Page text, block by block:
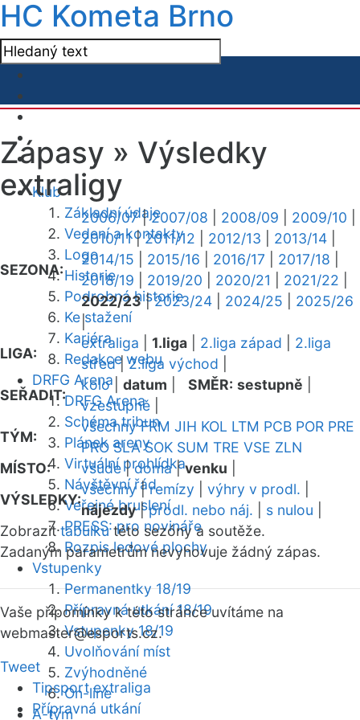
HC Kometa Brno
Klub
Základní údaje
Vedení a kontakty
Logo
Historie
Podrobná historie
Ke stažení
Kariéra
Redakce webu
DRFG Arena
DRFG Arena
Schéma tribun
Plánek areny
Virtuální prohlídka
Návštěvní řád
Veřejné bruslení
PRESS: pro novináře
Rozpis ledové plochy
Vstupenky
Permanentky 18/19
Přípravná utkání 18/19
Vstupenky 18/19
Uvolňování míst
Zvýhodněné
On-line
A-tým
Zápasy » Výsledky
extraligy
SEZONA:
2006/07|2007/08 2008/09 2009/10
2010/11|2011/12 2012/13 2013/14
2014/15
2015/16 2016/17 2017/18
2018/19
2019/20 2020/21 2021/22
2022/23|2023/24 2024/25
2025/26
|
LIGA:
extraliga 1.liga 2.liga západ
2.liga
střed|2.liga východ
SEŘADIT:
kolo| datum SMĚR: sestupně
vzestupně
TÝM:
všechny FRM JIH KOL LTM PCB POR PRE
PRO SLA SOK SUM TRE VSE ZLN
MÍSTO:
všude|doma|venku
VÝSLEDKY:
všechny|remízy výhry v prodl.
nájezdy|prodl. nebo náj. s nulou
Zobrazittabulkutéto sezóny a soutěže.
Zadaným parametrům nevyhovuje žádný zápas.
Vaše připomínky k této stránce uvítáme na
webmaster@esports.cz.
Tweet
Tipsport extraliga
Přípravná utkání